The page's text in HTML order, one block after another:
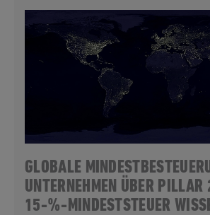
GLOBALE
UNTERNEHMEN ÜBER PILLAR
15-%-MINDESTSTEUER